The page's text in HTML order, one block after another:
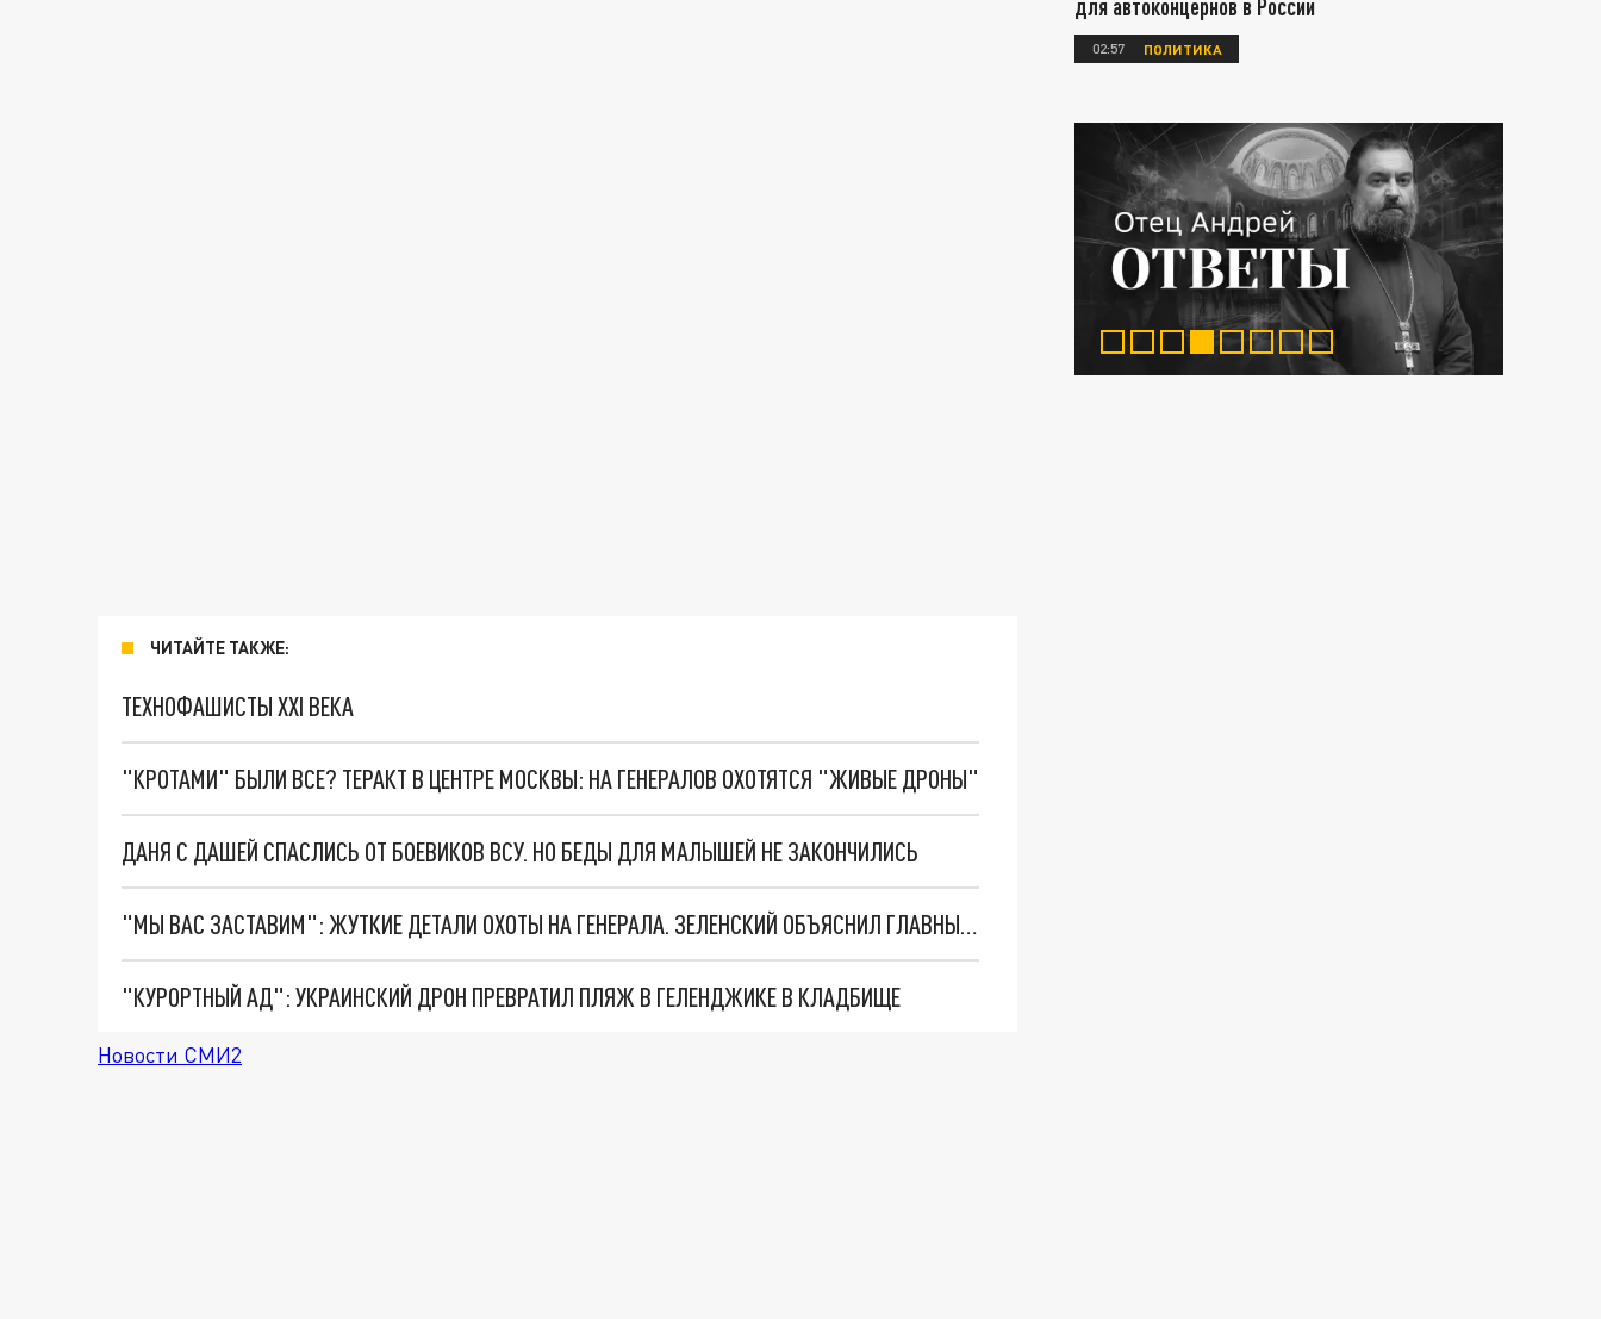
ЧИТАЙТЕ ТАКЖЕ:
ТЕХНОФАШИСТЫ XXI ВЕКА
"КРОТАМИ" БЫЛИ ВСЕ? ТЕРАКТ В ЦЕНТРЕ МОСКВЫ: НА ГЕНЕРАЛОВ ОХОТЯТСЯ "ЖИВЫЕ ДРОНЫ"
ДАНЯ С ДАШЕЙ СПАСЛИСЬ ОТ БОЕВИКОВ ВСУ. НО БЕДЫ ДЛЯ МАЛЫШЕЙ НЕ ЗАКОНЧИЛИСЬ
"МЫ ВАС ЗАСТАВИМ": ЖУТКИЕ ДЕТАЛИ ОХОТЫ НА ГЕНЕРАЛА. ЗЕЛЕНСКИЙ ОБЪЯСНИЛ ГЛАВНЫЙ СМЫСЛ ТЕРАКТА В ЦЕНТРЕ МОСКВЫ
"КУРОРТНЫЙ АД": УКРАИНСКИЙ ДРОН ПРЕВРАТИЛ ПЛЯЖ В ГЕЛЕНДЖИКЕ В КЛАДБИЩЕ
Новости СМИ2
для автоконцернов в России
02:57 ПОЛИТИКА